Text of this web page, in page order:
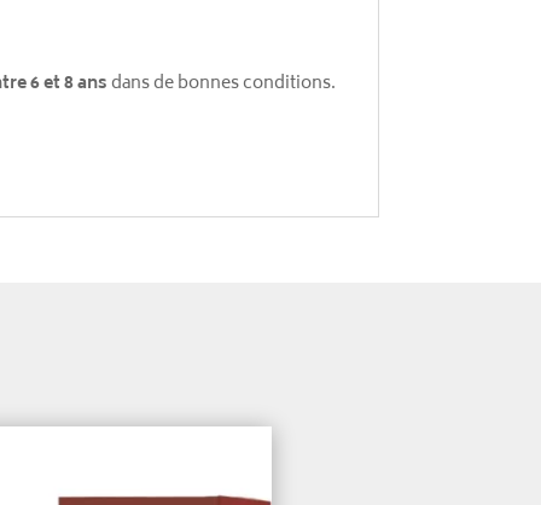
6 et 8 ansdans de bonnes conditions.